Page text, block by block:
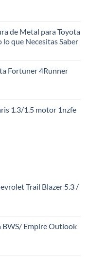
de Metal para Toyota
que Necesitas Saber
Fortuner 4Runner
1.3/1.5 motor 1nzfe
Trail Blazer 5.3 /
BWS/ Empire Outlook